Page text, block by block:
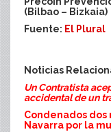
(Bilbao – Bizkaia)
Fuente: El Plural
Noticias
Un Contratista
accidental de un
Condenados
Navarra por la